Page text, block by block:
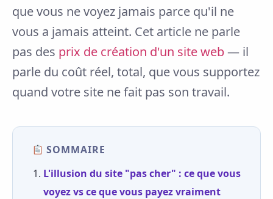
que vous ne voyez jamais parce qu'il ne
vous a jamais atteint. Cet article ne parle
pas des prix de création d'un site web— il
parle du coût réel, total, que vous supportez
quand votre site ne fait pas son travail.
SOMMAIRE
L'illusion du site "pas cher" : ce que vous
voyez vs ce que vous payez vraiment